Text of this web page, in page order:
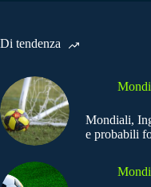
Di tendenza
Mondiali,
e probabili